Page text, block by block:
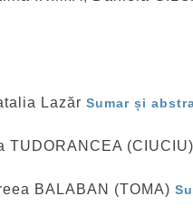
Lazăr Sumar și
TUDORANCEA (CIUCIU)
BALABAN (TOMA)